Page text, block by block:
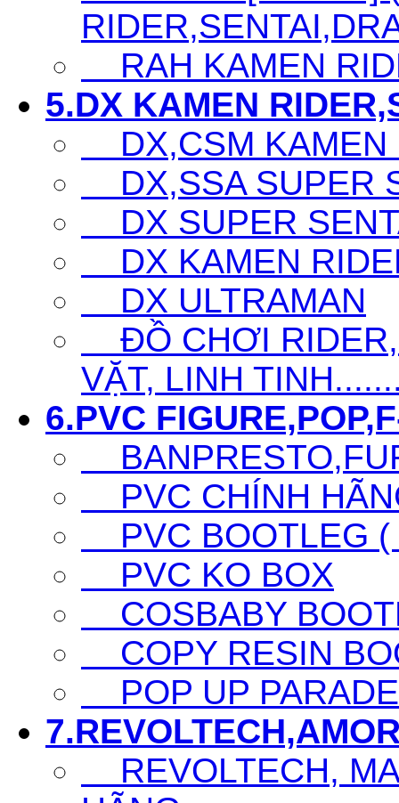
RAH KAMEN
5.DX KAMEN
DX,CSM KAMEN
DX,SSA SUPER
DX SUPER
DX KAMEN
DX ULTRAMAN
ĐỒ CHƠI
VẶT, LINH
6.PVC
PVC CHÍNH
PVC BOOTLEG (
PVC KO BOX
COSBABY
COPY RESIN
POP UP PARADE
REVOLTECH,